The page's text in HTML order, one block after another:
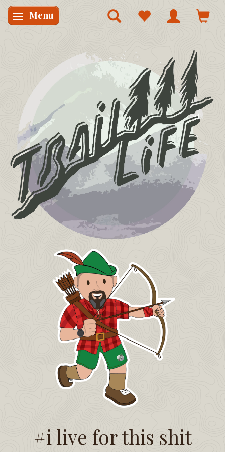
Skifte navigation
Menu
#i live for this shit